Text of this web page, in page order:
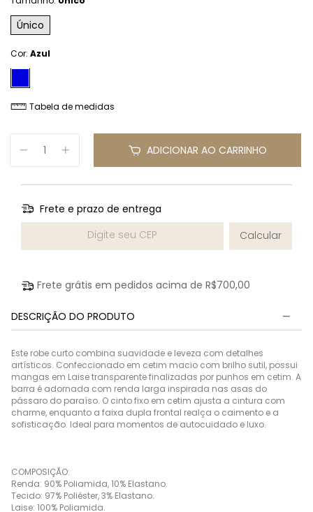
Único
Cor: Azul
Tabela de medidas
ADICIONAR AO CARRINHO
Frete e prazo de entrega
Entregas para o CEP:
Calcular
Frete grátis em pedidos acima de R$700,00
DESCRIÇÃO DO PRODUTO
Este robe curto combina suavidade e leveza com detalhes
artísticos. Confeccionado em cetim macio com brilho sutil, possui
mangas em Laise transparente finalizadas por punhos em cetim. A
barra é adornada com renda larga inspirada nas asas do
pássaro do paraíso. O cinto fixo em cetim ajusta a cintura com
charme, enquanto a faixa dupla frontal realça o caimento e a
sofisticação. Ideal para momentos de autocuidado e luxo.
COMPOSIÇÃO:
Renda: 90% Poliamida, 10% Elastano.
Tecido: 97% Poliéster, 3% Elastano.
Laise: 100% Poliamida.